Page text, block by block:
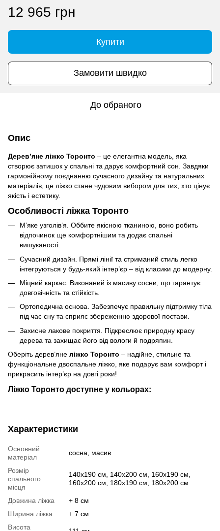
12 965 грн
Купити
Замовити швидко
До обраного
Опис
Дерев’яне ліжко Торонто – це елегантна модель, яка
створює затишок у спальні та дарує комфортний сон. Завдяки
гармонійному поєднанню сучасного дизайну та натуральних
матеріалів, це ліжко стане чудовим вибором для тих, хто цінує
якість і естетику.
Особливості ліжка Торонто
М’яке узголів’я. Оббите якісною тканиною, воно робить
відпочинок ще комфортнішим та додає спальні
вишуканості.
Сучасний дизайн. Прямі лінії та стриманий стиль легко
інтегруються у будь-який інтер’єр – від класики до модерну.
Міцний каркас. Виконаний із масиву сосни, що гарантує
довговічність та стійкість.
Ортопедична основа. Забезпечує правильну підтримку тіла
під час сну та сприяє збереженню здорової постави.
Захисне лакове покриття. Підкреслює природну красу
дерева та захищає його від вологи й подряпин.
Оберіть дерев’яне ліжко Торонто – надійне, стильне та
функціональне двоспальне ліжко, яке подарує вам комфорт і
прикрасить інтер’єр на довгі роки!
Ліжко Торонто доступне у кольорах:
Характеристики
Основний
матеріал
сосна, масив
Розмір
спального
місця
140х190 см, 140х200 см, 160х190 см,
160х200 см, 180х190 см, 180х200 см
Довжина ліжка
+ 8 см
Ширина ліжка
+ 7 см
Висота